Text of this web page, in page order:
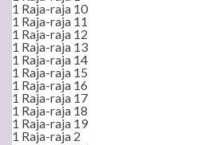
1 Raja-raja 10
1 Raja-raja 11
1 Raja-raja 12
1 Raja-raja 13
1 Raja-raja 14
1 Raja-raja 15
1 Raja-raja 16
1 Raja-raja 17
1 Raja-raja 18
1 Raja-raja 19
1 Raja-raja 2